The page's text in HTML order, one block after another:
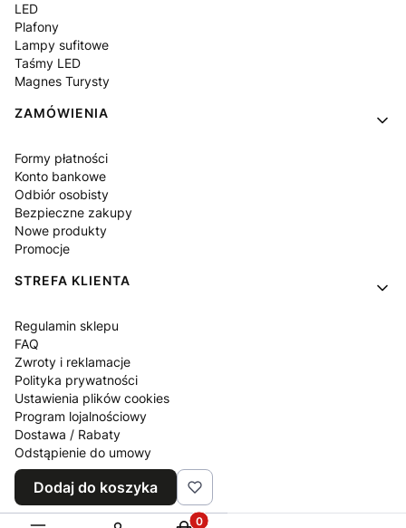
LED
Plafony
Lampy sufitowe
Taśmy LED
Magnes Turysty
ZAMÓWIENIA
Formy płatności
Konto bankowe
Odbiór osobisty
Bezpieczne zakupy
Nowe produkty
Promocje
STREFA KLIENTA
Regulamin sklepu
FAQ
Zwroty i reklamacje
Polityka prywatności
Ustawienia plików cookies
Program lojalnościowy
Dostawa / Rabaty
Odstąpienie do umowy
Blog
Kontakt z nami
Dodaj do koszyka